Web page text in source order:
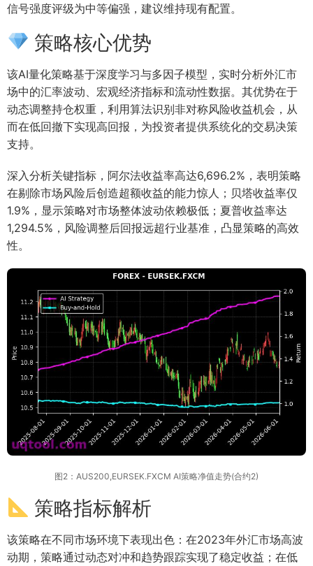
信号强度评级为中等偏强，建议维持现有配置。
策略核心优势
该AI量化策略基于深度学习与多因子模型，实时分析外汇市
场中的汇率波动、宏观经济指标和流动性数据。其优势在于
动态调整持仓权重，利用算法识别非对称风险收益机会，从
而在低回撤下实现高回报，为投资者提供系统化的交易决策
支持。
深入分析关键指标，阿尔法收益率高达6,696.2%，表明策略
在剔除市场风险后创造超额收益的能力惊人；贝塔收益率仅
1.9%，显示策略对市场整体波动依赖极低；夏普收益率达
1,294.5%，风险调整后回报远超行业基准，凸显策略的高效
性。
图2：AUS200,EURSEK.FXCM AI策略净值走势(合约2)
策略指标解析
该策略在不同市场环境下表现出色：在2023年外汇市场高波
动期，策略通过动态对冲和趋势跟踪实现了稳定收益；在低